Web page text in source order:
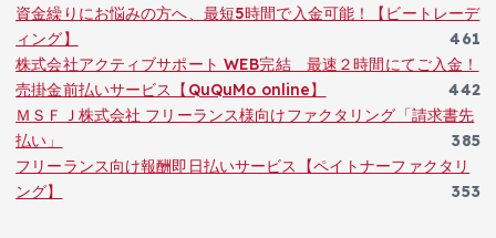
資金繰りにお悩みの方へ、最短5時間で入金可能！【ビートレーデ
ィング】
461
株式会社アクティブサポート WEB完結 最速２時間にてご入金！
売掛金前払いサービス【QuQuMo online】
442
ＭＳＦＪ株式会社 フリーランス様向けファクタリング「請求書先
払い」
385
フリーランス向け報酬即日払いサービス【ペイトナーファクタリ
ング】
353